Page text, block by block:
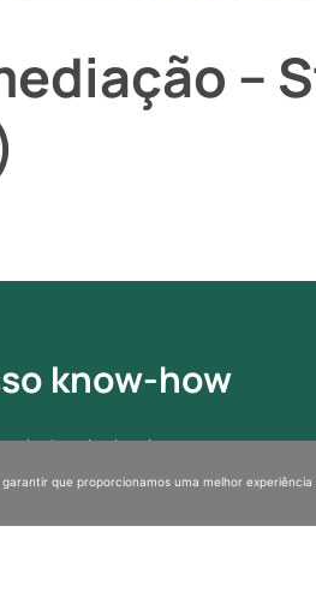
–
know-how
e de chumbo
dos solos
garantir que proporcionamos uma melhor